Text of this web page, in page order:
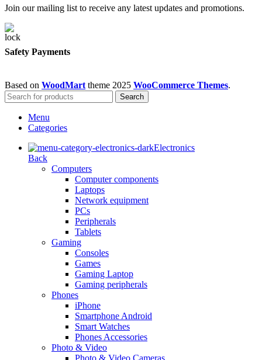
Join our mailing list to receive any latest updates and promotions.
Safety Payments
Based on WoodMart theme 2025 WooCommerce Themes.
Search
Menu
Categories
Electronics
Back
Computers
Computer components
Laptops
Network equipment
PCs
Peripherals
Tablets
Gaming
Consoles
Games
Gaming Laptop
Gaming peripherals
Phones
iPhone
Smartphone Android
Smart Watches
Phones Accessories
Photo & Video
Photo & Video Cameras